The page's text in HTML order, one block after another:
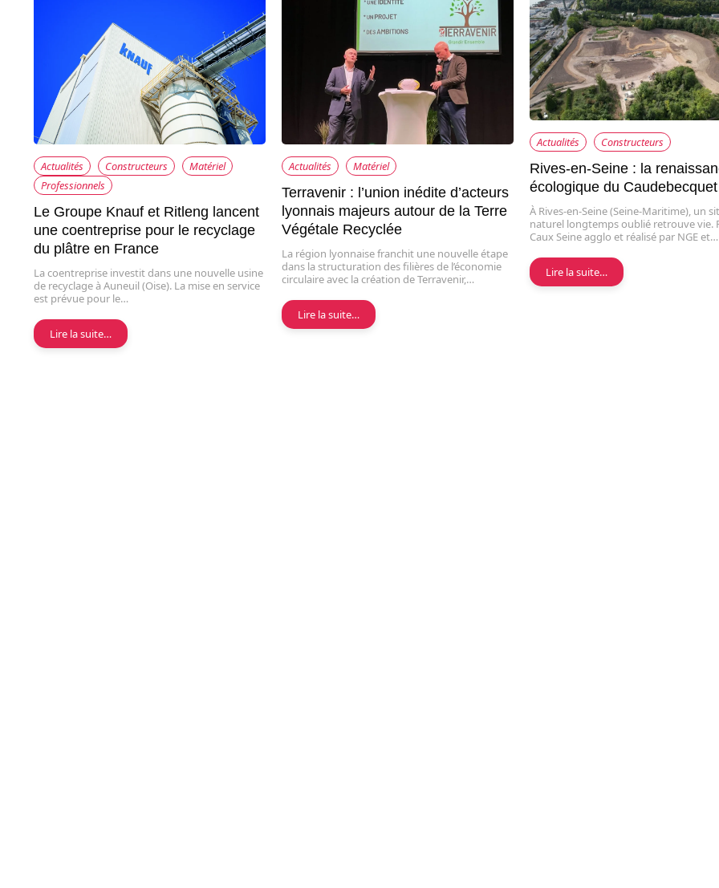
Actualités Constructeurs
Matériel
Professionnels
Le Groupe Knauf et Ritleng lancent
une coentreprise pour le recyclage
du plâtre en France
La coentreprise investit dans une nouvelle usine
de recyclage à Auneuil (Oise). La mise en service
est prévue pour le…
Lire la suite…
Actualités Matériel
Terravenir : l’union inédite d’acteurs
lyonnais majeurs autour de la Terre
Végétale Recyclée
La région lyonnaise franchit une nouvelle étape
dans la structuration des filières de l’économie
circulaire avec la création de Terravenir,…
Lire la suite…
Actualités Constructeurs
Rives-en-Seine : la
écologique du Caudebecquet
À Rives-en-Seine (Seine-Maritime), un
naturel longtemps oublié retrouve vie.
Caux Seine agglo et réalisé par NGE et…
Lire la suite…